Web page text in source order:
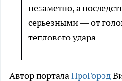
незаметно, а
серьёзными — от
теплового удара.
Автор порталаПроГород